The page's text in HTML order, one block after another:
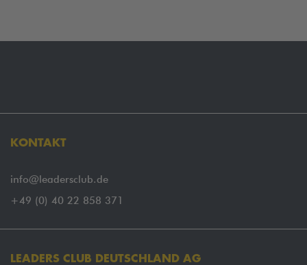
KONTAKT
info@leadersclub.de
+49 (0) 40 22 858 371
LEADERS CLUB DEUTSCHLAND AG